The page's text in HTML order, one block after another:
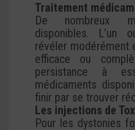
Traitement
De nombreux
disponibles. L’un
révéler modérément
efficace ou
persistance à
médicaments
finir par se trouver
Les injections de
Pour les dystonies